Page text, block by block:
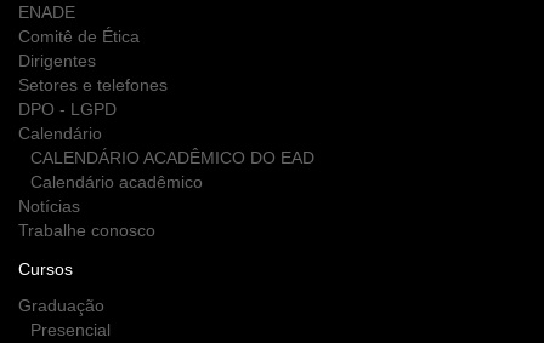
ENADE
Comitê de Ética
Dirigentes
Setores e telefones
DPO - LGPD
Calendário
CALENDÁRIO ACADÊMICO DO EAD
Calendário acadêmico
Notícias
Trabalhe conosco
Cursos
Graduação
Presencial